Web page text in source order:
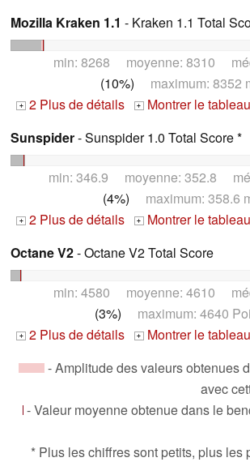
Mozilla Kraken 1.1 - Kraken 1.1 Total
min: 8268 moyenne: 8310
(10%) maximum: 8352
+ 2 Plus de détails + Montrer le
Sunspider- Sunspider 1.0 Total Score *
min: 346.9 moyenne: 352.8
(4%) maximum: 358.6
+ 2 Plus de détails + Montrer le
Octane V2- Octane V2 Total Score
min: 4580 moyenne: 4610
(3%) maximum: 4640
+ 2 Plus de détails + Montrer le
- Amplitude des valeurs obtenues
avec
- Valeur moyenne obtenue dans le
* Plus les chiffres sont petits, plus les